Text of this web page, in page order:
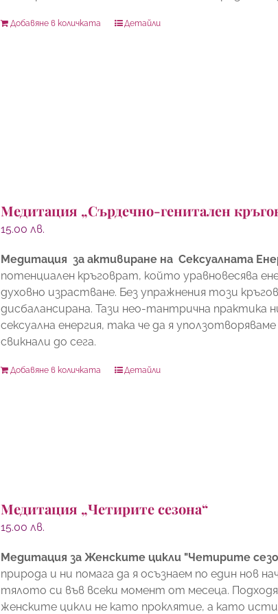
Добавяне в количката Детайли
Медитация „Сърдечно-генитален
15.00лв.
Медитация за активиране на Сексуалната
потенциален кръговрат, който уравновесява
духовно израстване. Без упражнения този
дисбалансирана. Тази нео-тантрична практика
сексуална енергия, така че да я
свикнали до сега.
Добавяне в количката Детайли
Медитация „Четирите сезона“
15.00лв.
Медитация за Женските цикли "Четирите
природа и ни помага да я осъзнаем по един нов
тялото си във всеки момент от месеца.
женските цикли не като проклятие, а като